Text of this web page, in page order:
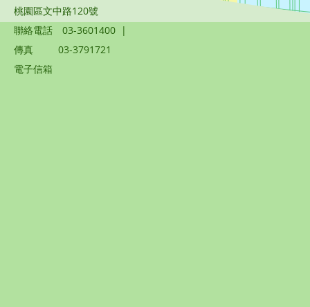
桃園區文中路120號
聯絡電話
03-3601400 |
傳真
03-3791721
電子信箱